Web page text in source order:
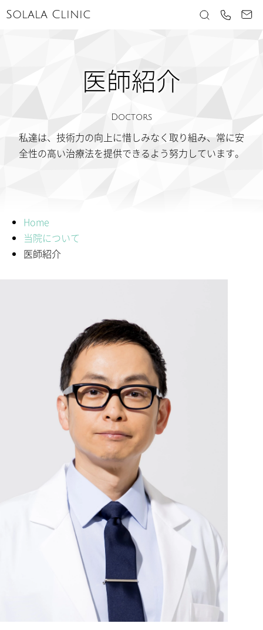
Solala Clinic
Home
当院について
医師紹介
医師紹介
Doctors
私達は、技術力の向上に惜しみなく取り組み、常に安
全性の高い治療法を提供できるよう努力しています。